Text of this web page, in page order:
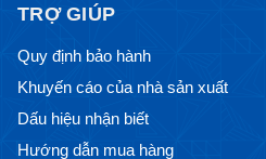
TRỢ GIÚP
Quy định bảo hành
Khuyến cáo của nhà sản xuất
Dấu hiệu nhận biết
Hướng dẫn mua hàng